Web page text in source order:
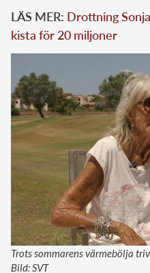
LÄS MER: Drottning
kista för 20 miljoner
Trots sommarens värmebölja
Bild: SVT